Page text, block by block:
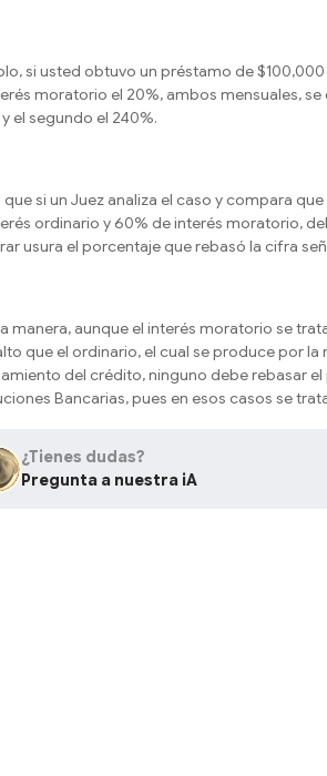
si usted obtuvo un préstamo de
moratorio el 20%, ambos mensuales,
y el segundo el 240%.
que si un Juez analiza el caso y compara
ordinario y 60% de interés moratorio,
usura el porcentaje que rebasó la cifra
manera, aunque el interés moratorio se
que el ordinario, el cual se produce por
del crédito, ninguno debe rebasar
Bancarias, pues en esos casos se
¿Tienes dudas?
Pregunta a nuestra iA